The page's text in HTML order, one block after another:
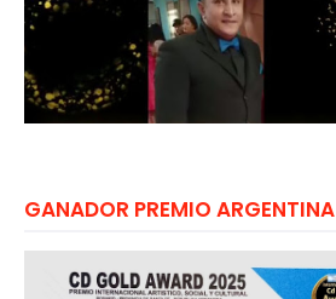
GANADOR PREMIO ARGENTINA